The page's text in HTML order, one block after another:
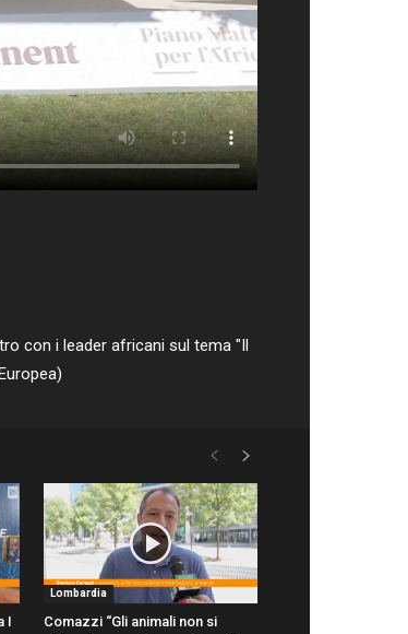
con i leader africani sul tema "Il
I
Lombardia
Comazzi “Gli animali non si